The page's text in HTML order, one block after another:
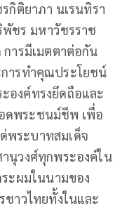
กิติยาภา นเรนทิรา
ชร มหาวัชรราช
ารมีเมตตาต่อกัน
ารทำคุณประโยชน์
องค์ทรงยึดถือและ
ดพระชนม์ชีพ เพื่อ
พระบาทสมเด็จ
นุวงศ์ทุกพระองค์ใน
ระผมในนามของ
ชาวไทยทั้งในและ